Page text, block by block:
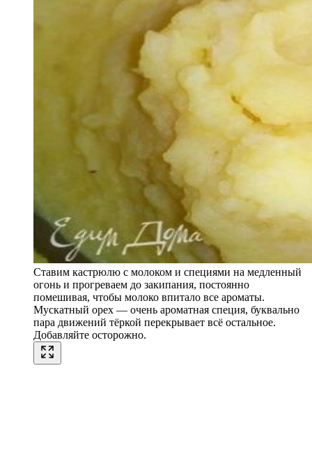
Ставим кастрюлю с молоком и специями на медленный
огонь и прогреваем до закипания, постоянно
помешивая, чтобы молоко впитало все ароматы.
Мускатный орех — очень ароматная специя, буквально
пара движений тёркой перекрывает всё остальное.
Добавляйте осторожно.